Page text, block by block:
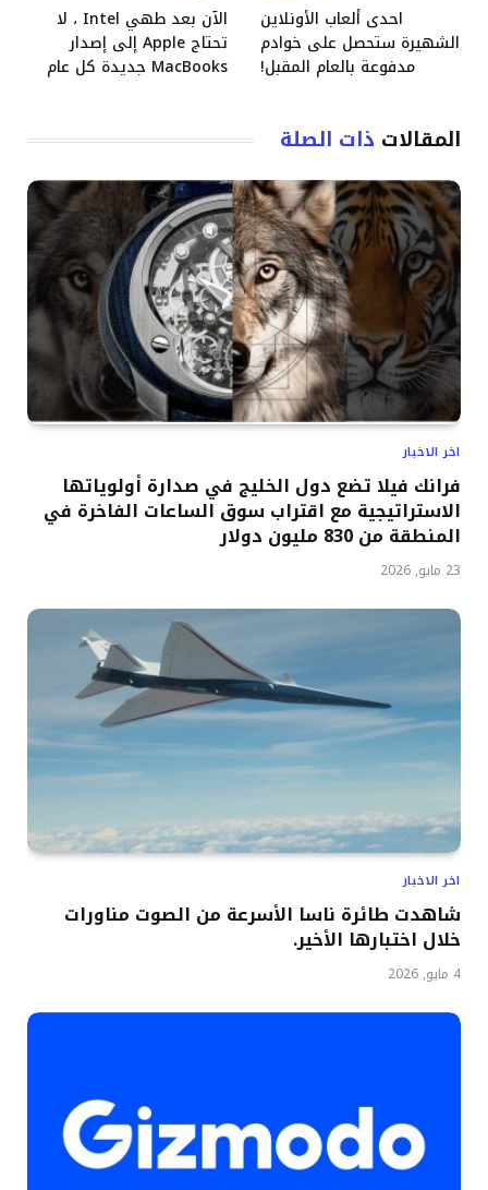
احدى ألعاب الأونلاين
الشهيرة ستحصل على خوادم
مدفوعة بالعام المقبل!
الآن بعد طهي Intel ، لا
تحتاج Apple إلى إصدار
MacBooks جديدة كل عام
المقالات ذات الصلة
اخر الاخبار
فرانك فيلا تضع دول الخليج في صدارة أولوياتها
الاستراتيجية مع اقتراب سوق الساعات الفاخرة في
المنطقة من 830 مليون دولار
23 مايو, 2026
اخر الاخبار
شاهدت طائرة ناسا الأسرعة من الصوت مناورات
خلال اختبارها الأخير.
4 مايو, 2026